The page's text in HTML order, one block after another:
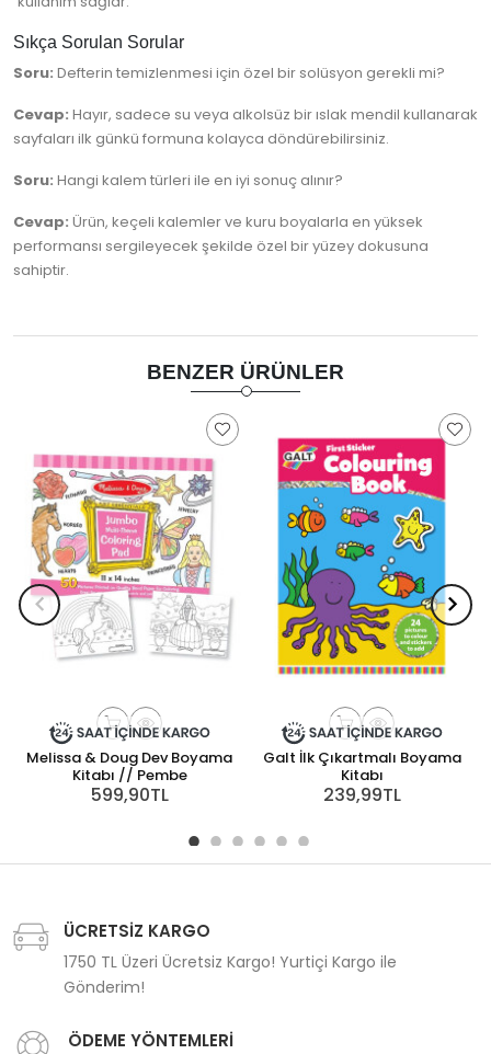
Sıkça Sorulan Sorular
Soru: Defterin temizlenmesi için özel bir solüsyon gerekli mi?
Cevap: Hayır, sadece su veya alkolsüz bir ıslak mendil kullanarak
sayfaları ilk günkü formuna kolayca döndürebilirsiniz.
Soru: Hangi kalem türleri ile en iyi sonuç alınır?
Cevap: Ürün, keçeli kalemler ve kuru boyalarla en yüksek
performansı sergileyecek şekilde özel bir yüzey dokusuna
sahiptir.
BENZER ÜRÜNLER
Melissa & Doug Dev Boyama
Kitabı // Pembe
599,90TL
Galt İlk Çıkartmalı Boyama
Kitabı
239,99TL
ÜCRETSİZ KARGO
1750 TL Üzeri Ücretsiz Kargo! Yurtiçi Kargo ile
Gönderim!
ÖDEME YÖNTEMLERİ